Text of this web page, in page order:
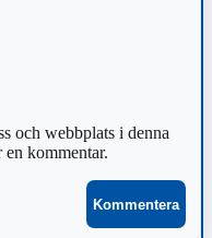
och webbplats i denna
kommentar.